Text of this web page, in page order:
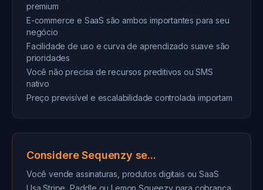
premium
E-commerce e SaaS são ambos importantes para seu
negócio
Facilidade de uso e curva de aprendizado suave são
prioridades
Você não precisa de recursos preditivos ou SMS
nativo
Preço previsível e escalabilidade controlada importam
Considere Sequenzy se...
Você vende assinaturas, produtos digitais ou SaaS
Usa Stripe, Paddle ou Lemon Squeezy para cobrança